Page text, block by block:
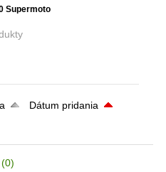
Supermoto
Dátum pridania
(0)